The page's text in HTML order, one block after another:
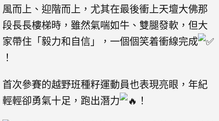
風而上、迎階而上，尤其在最後衝上天壇大佛那
段長長樓梯時，雖然氣喘如牛、雙腿發軟，但大
家帶住「毅力和自信」，一個個笑着衝線完成
！
首次參賽的越野班種籽運動員也表現亮眼，年紀
輕輕卻勇氣十足，跑出潛力
！